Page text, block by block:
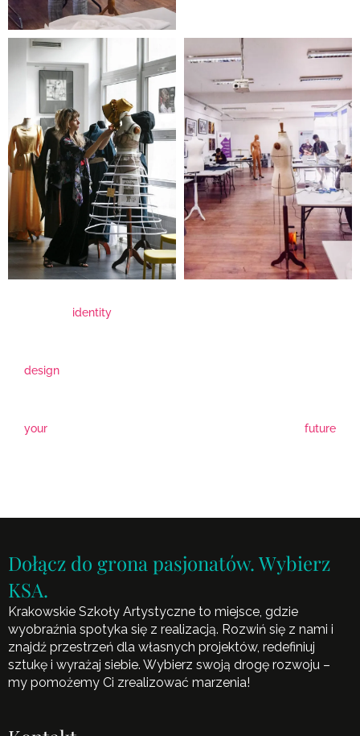
identity
design
your future
Dołącz do grona pasjonatów. Wybierz
KSA.
Krakowskie Szkoły Artystyczne to miejsce, gdzie
wyobraźnia spotyka się z realizacją. Rozwiń się z nami i
znajdź przestrzeń dla własnych projektów, redefiniuj
sztukę i wyrażaj siebie. Wybierz swoją drogę rozwoju –
my pomożemy Ci zrealizować marzenia!